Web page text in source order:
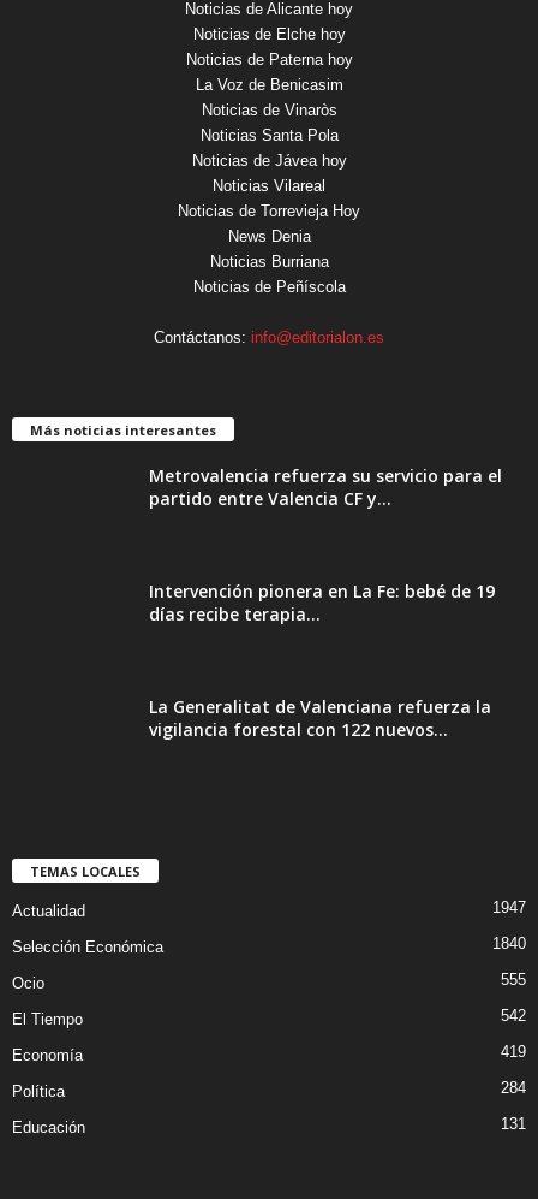
Noticias de Alicante hoy
Noticias de Elche hoy
Noticias de Paterna hoy
La Voz de Benicasim
Noticias de Vinaròs
Noticias Santa Pola
Noticias de Jávea hoy
Noticias Vilareal
Noticias de Torrevieja Hoy
News Denia
Noticias Burriana
Noticias de Peñíscola
Contáctanos: info@editorialon.es
Más noticias interesantes
Metrovalencia refuerza su servicio para el
partido entre Valencia CF y...
Intervención pionera en La Fe: bebé de 19
días recibe terapia...
La Generalitat de Valenciana refuerza la
vigilancia forestal con 122 nuevos...
TEMAS LOCALES
Actualidad 1947
Selección Económica 1840
Ocio 555
El Tiempo 542
Economía 419
Política 284
Educación 131